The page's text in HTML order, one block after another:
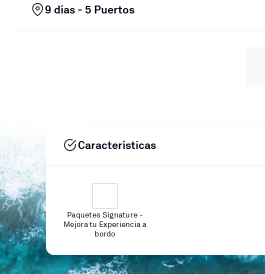
9 días - 5 Puertos
Características
Paquetes Signature -
Mejora tu Experiencia a
bordo